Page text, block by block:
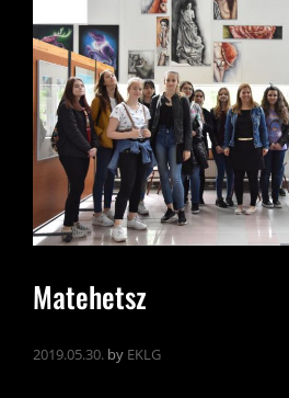
Matehetsz
2019.05.30. by EKLG